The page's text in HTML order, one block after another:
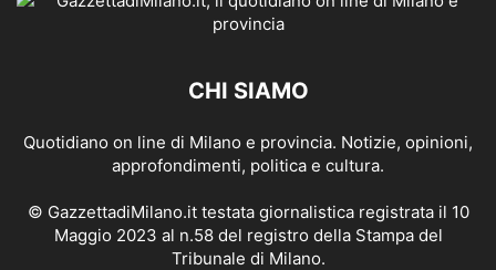
CHI SIAMO
Quotidiano on line di Milano e provincia. Notizie, opinioni,
approfondimenti, politica e cultura.
© GazzettadiMilano.it testata giornalistica registrata il 10
Maggio 2023 al n.58 del registro della Stampa del
Tribunale di Milano.